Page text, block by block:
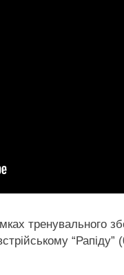
тренувального